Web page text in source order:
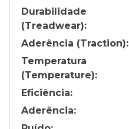
Durabilidade
(Treadwear):
Aderência (Traction):
Temperatura
(Temperature):
Eficiência:
Aderência: